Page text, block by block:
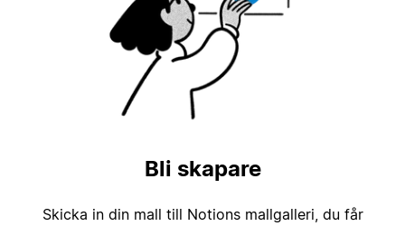
Bli skapare
Skicka in din mall till Notions mallgalleri, du får